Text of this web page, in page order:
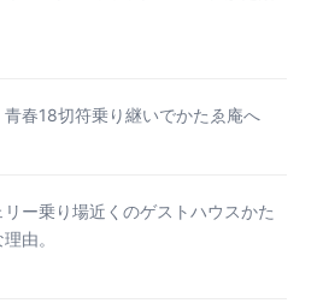
春18切符乗り継いでかたゑ庵へ
ー乗り場近くのゲストハウスかた
由。